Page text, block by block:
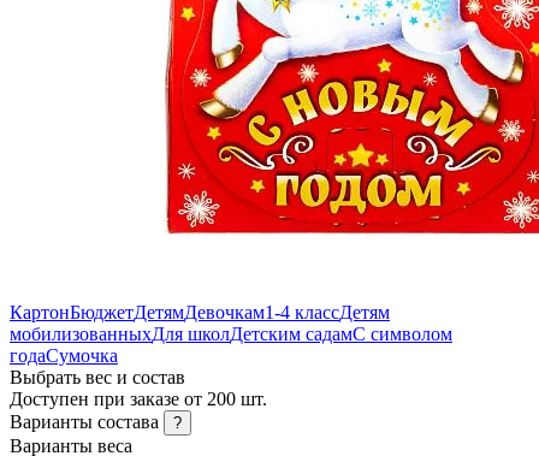
КартонБюджетДетямДевочкам1-4 классДетям
мобилизованныхДля школДетским садамС символом
годаСумочка
Выбрать вес и состав
Доступен при заказе от 200 шт.
Варианты состава
?
Варианты веса